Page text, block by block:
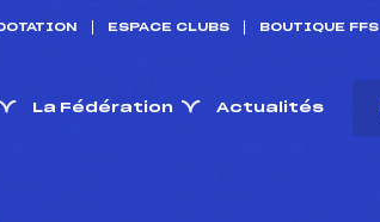
ESPACE CLUBS BOUTIQUE FFS
La Fédération Actualités